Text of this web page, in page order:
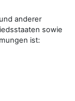
anderer
sowie
ist: